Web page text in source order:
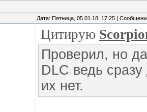
Дата: Пятница, 05.01.18, 17:25 |
Цитирую
Проверил, но
DLC ведь
их нет.